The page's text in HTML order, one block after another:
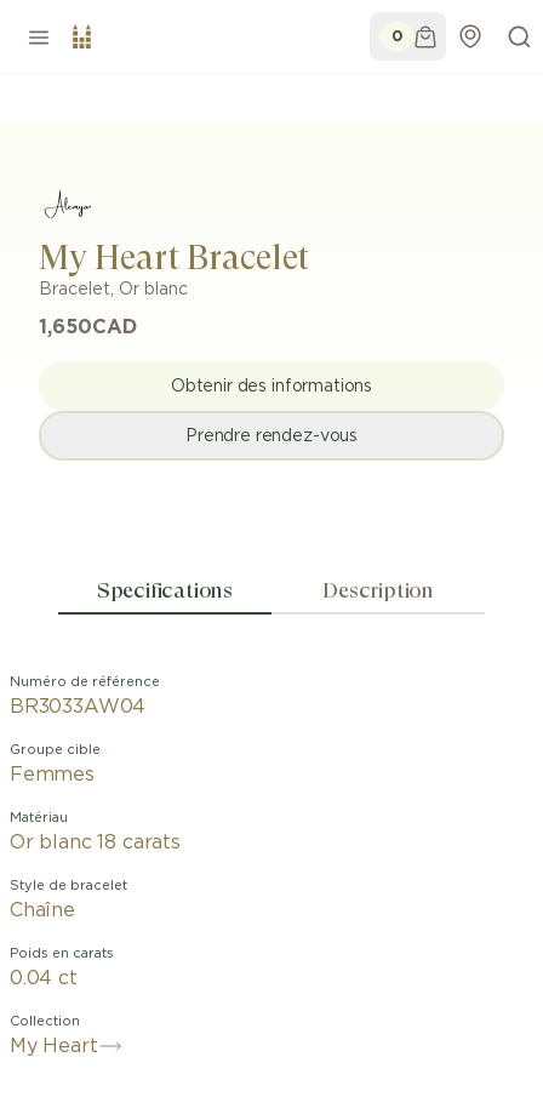
0
My Heart Bracelet
Bracelet, Or blanc
1,650CAD
Obtenir des informations
Prendre rendez-vous
Specifications Description
Numéro de référence
BR3033AW04
Groupe cible
Femmes
Matériau
Or blanc 18 carats
Style de bracelet
Chaîne
Poids en carats
0.04 ct
Collection
My Heart